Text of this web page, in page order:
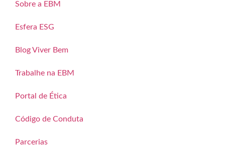
Sobre a EBM
Esfera ESG
Blog Viver Bem
Trabalhe na EBM
Portal de Ética
Código de Conduta
Parcerias